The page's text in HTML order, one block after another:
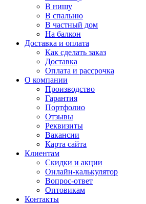
В нишу
В спальню
В частный дом
На балкон
Доставка и оплата
Как сделать заказ
Доставка
Оплата и рассрочка
О компании
Производство
Гарантия
Портфолио
Отзывы
Реквизиты
Вакансии
Карта сайта
Клиентам
Скидки и акции
Онлайн-калькулятор
Вопрос-ответ
Оптовикам
Контакты